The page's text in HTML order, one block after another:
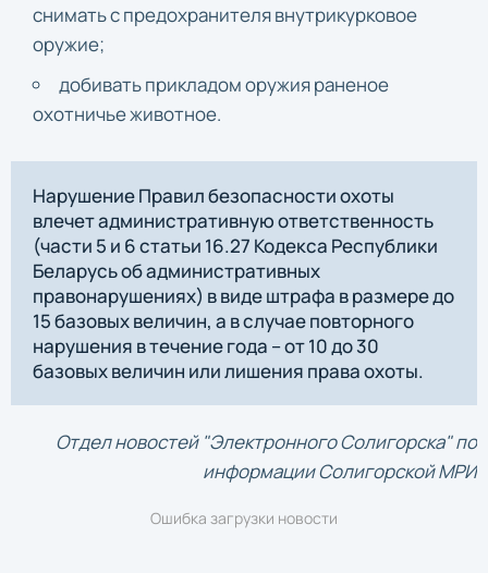
снимать с предохранителя внутрикурковое
оружие;
добивать прикладом оружия раненое
охотничье животное.
Нарушение Правил безопасности охоты
влечет административную ответственность
(части 5 и 6 статьи 16.27 Кодекса Республики
Беларусь об административных
правонарушениях) в виде штрафа в размере до
15 базовых величин, а в случае повторного
нарушения в течение года – от 10 до 30
базовых величин или лишения права охоты.
Отдел новостей "Электронного Солигорска" по
информации Солигорской МРИ
Ошибка загрузки новости